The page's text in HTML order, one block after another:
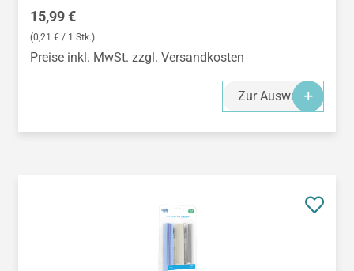
Regulärer Preis:
15,99 €
(0,21 € / 1 Stk.)
Preise inkl. MwSt. zzgl. Versandkosten
Zur Auswahl